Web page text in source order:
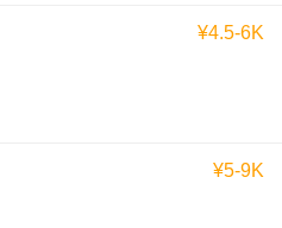
¥4.5-6K
¥5-9K